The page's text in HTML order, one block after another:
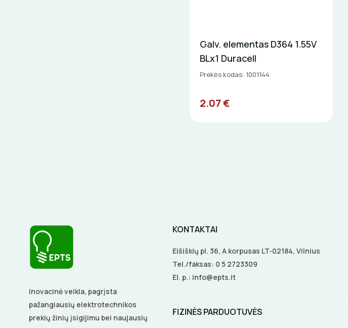
Galv. elementas D364 1.55V
BLx1 Duracell
Prekės kodas: 1001144
2.07 €
Inovacinė veikla, pagrįsta
pažangiausių elektrotechnikos
prekių žinių įsigijimu bei naujausių
KONTAKTAI
Eišiškių pl. 36, A korpusas LT-02184, Vilnius
Tel./faksas: 0 5 2723309
El. p.: info@epts.lt
FIZINĖS PARDUOTUVĖS